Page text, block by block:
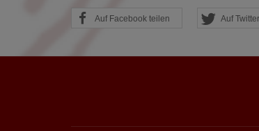
Auf Facebook teilen Auf